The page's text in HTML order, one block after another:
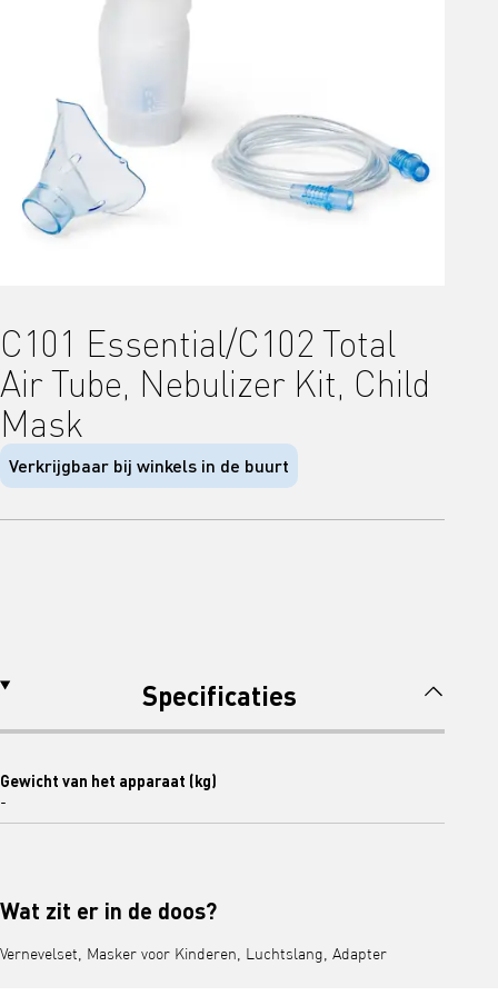
C101 Essential/C102 Total
Air Tube, Nebulizer Kit, Child
Mask
Verkrijgbaar bij winkels in de buurt
Specificaties
Gewicht van het apparaat (kg)
-
Wat zit er in de doos?
Vernevelset, Masker voor Kinderen, Luchtslang, Adapter